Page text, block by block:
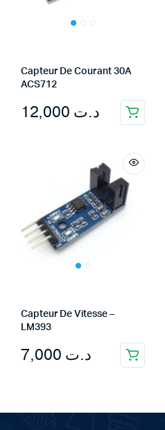
Capteur De Courant 30A
ACS712
د.ت
Capteur De Vitesse –
LM393
د.ت